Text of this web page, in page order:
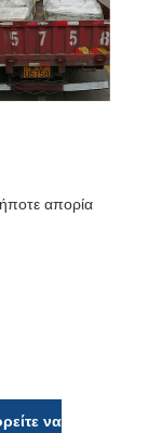
απορία
να